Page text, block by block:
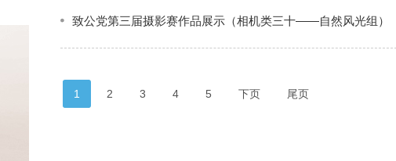
致公党第三届摄影赛作品展示（相机类三十——自然风光组）
1 2 3 4 5 下页 尾页